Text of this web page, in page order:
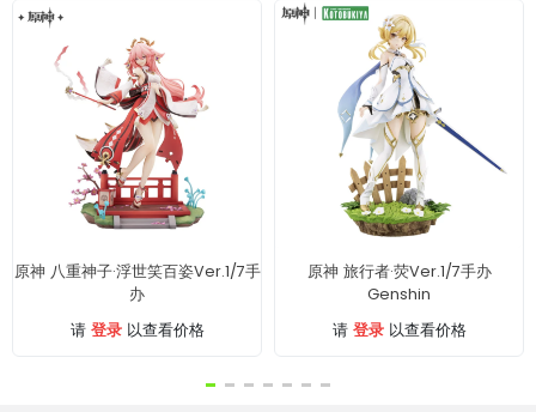
原神 八重神子·浮世笑百姿Ver.1/7手
办
请 登录以查看价格
原神 旅行者·荧Ver.1/7手办
Genshin
请 登录以查看价格